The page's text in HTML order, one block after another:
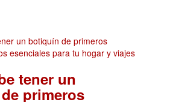
tener un
primeros